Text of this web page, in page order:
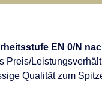
EN 0/N
Preis/
Qualität zum